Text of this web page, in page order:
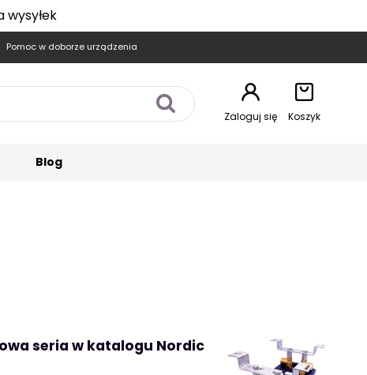
wysyłek
Pomoc w doborze urządzenia
Zaloguj się Koszyk
Blog
seria w katalogu Nordic